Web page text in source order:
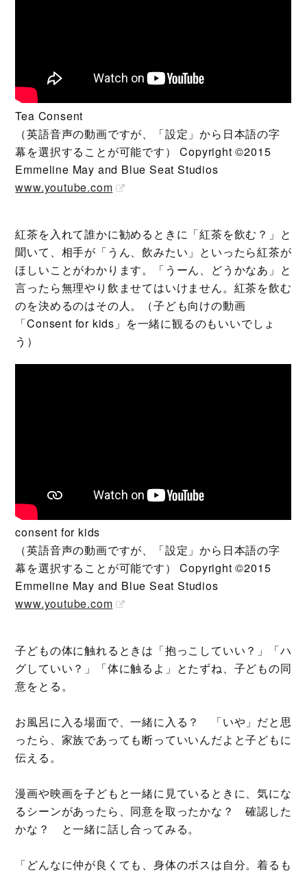
Tea Consent
（英語音声の動画ですが、「設定」から日本語の字
幕を選択することが可能です） Copyright ©2015
Emmeline May and Blue Seat Studios
www.youtube.com
紅茶を入れて誰かに勧めるときに「紅茶を飲む？」と
聞いて、相手が「うん、飲みたい」といったら紅茶が
ほしいことがわかります。「うーん、どうかなあ」と
言ったら無理やり飲ませてはいけません。紅茶を飲む
のを決めるのはその人。（子ども向けの動画
「Consent for kids」を一緒に観るのもいいでしょ
う）
consent for kids
（英語音声の動画ですが、「設定」から日本語の字
幕を選択することが可能です） Copyright ©2015
Emmeline May and Blue Seat Studios
www.youtube.com
子どもの体に触れるときは「抱っこしていい？」「ハ
グしていい？」「体に触るよ」とたずね、子どもの同
意をとる。
お風呂に入る場面で、一緒に入る？ 「いや」だと思
ったら、家族であっても断っていいんだよと子どもに
伝える。
漫画や映画を子どもと一緒に見ているときに、気にな
るシーンがあったら、同意を取ったかな？ 確認した
かな？ と一緒に話し合ってみる。
「どんなに仲が良くても、身体のボスは自分。着るも